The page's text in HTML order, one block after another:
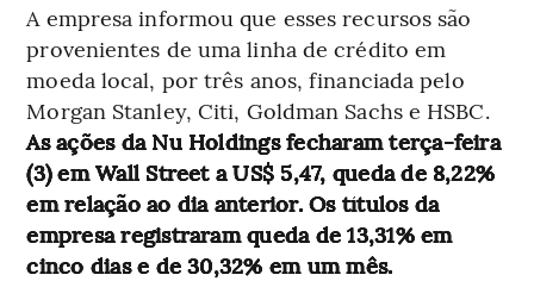
A empresa informou que esses recursos são
provenientes de uma linha de crédito em
moeda local, por três anos, financiada pelo
Morgan Stanley, Citi, Goldman Sachs e HSBC.
As ações da Nu Holdings fecharam terça-feira
(3) em Wall Street a US$ 5,47, queda de 8,22%
em relação ao dia anterior. Os títulos da
empresa registraram queda de 13,31% em
cinco dias e de 30,32% em um mês.